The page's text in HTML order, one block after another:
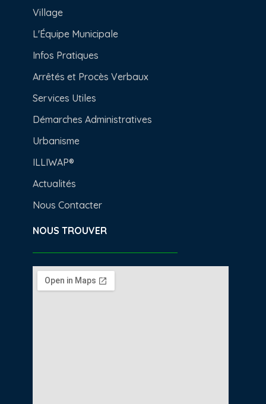
Village
L'Équipe Municipale
Infos Pratiques
Arrêtés et Procès Verbaux
Services Utiles
Démarches Administratives
Urbanisme
ILLIWAP®
Actualités
Nous Contacter
NOUS TROUVER